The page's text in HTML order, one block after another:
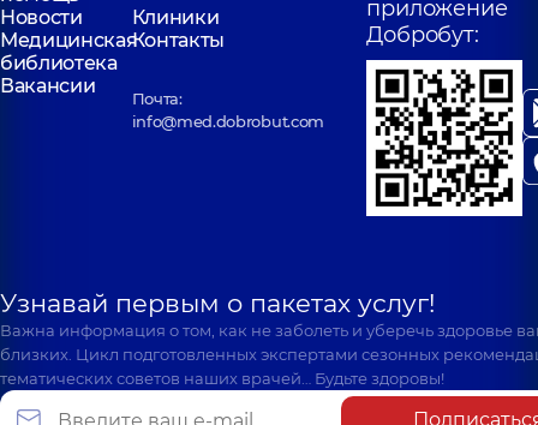
Новости
Клиники
Медицинская
библиотека
Контакты
Вакансии
Почта:
info@med.dobrobut.com
приложение
Добробут:
Узнавай первым о пакетах услуг!
Важна информация о том, как не заболеть и уберечь здоровье
близких. Цикл подготовленных экспертами сезонных
тематических советов наших врачей… Будьте здоровы!